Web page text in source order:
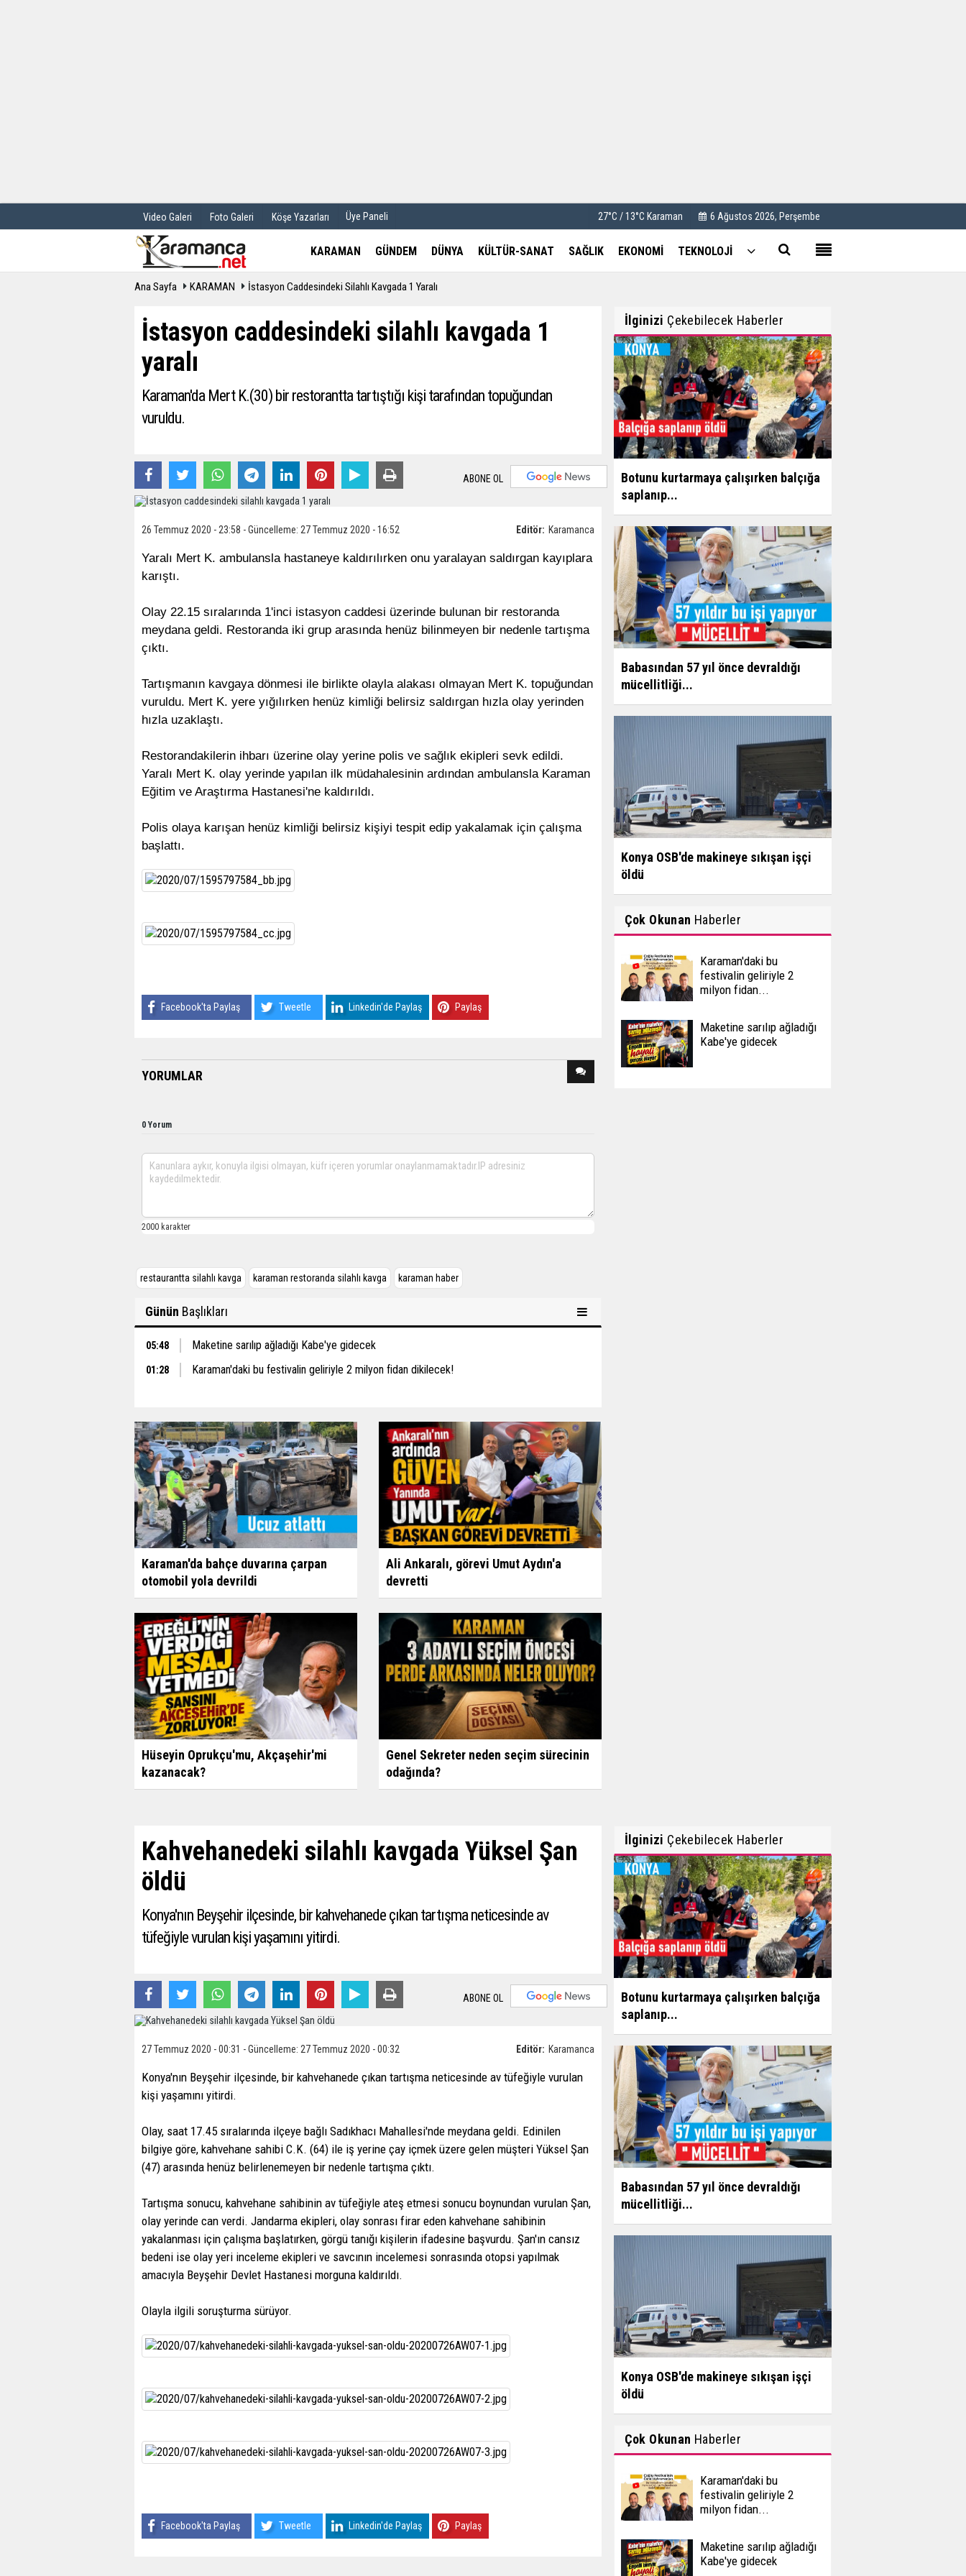
Video Galeri Foto Galeri Köşe Yazarları Üye Paneli 27°C / 13°C Karaman 6 Ağustos 2026, Perşembe
KARAMAN GÜNDEM DÜNYA KÜLTÜR-SANAT SAĞLIK EKONOMİ TEKNOLOJİ
Ana Sayfa KARAMAN İstasyon Caddesindeki Silahlı Kavgada 1 Yaralı
İstasyon caddesindeki silahlı kavgada 1
yaralı
Karaman'da Mert K.(30) bir restorantta tartıştığı kişi tarafından topuğundan
vuruldu.
ABONE OL
Editör: Karamanca
26 Temmuz 2020 - 23:58 - Güncelleme: 27 Temmuz 2020 - 16:52
Yaralı Mert K. ambulansla hastaneye kaldırılırken onu yaralayan saldırgan kayıplara
karıştı.
Olay 22.15 sıralarında 1'inci istasyon caddesi üzerinde bulunan bir restoranda
meydana geldi. Restoranda iki grup arasında henüz bilinmeyen bir nedenle tartışma
çıktı.
Tartışmanın kavgaya dönmesi ile birlikte olayla alakası olmayan Mert K. topuğundan
vuruldu. Mert K. yere yığılırken henüz kimliği belirsiz saldırgan hızla olay yerinden
hızla uzaklaştı.
Restorandakilerin ihbarı üzerine olay yerine polis ve sağlık ekipleri sevk edildi.
Yaralı Mert K. olay yerinde yapılan ilk müdahalesinin ardından ambulansla Karaman
Eğitim ve Araştırma Hastanesi'ne kaldırıldı.
Polis olaya karışan henüz kimliği belirsiz kişiyi tespit edip yakalamak için çalışma
başlattı.
Facebook'ta Paylaş Tweetle Linkedin'de Paylaş Paylaş
YORUMLAR
0 Yorum
restaurantta silahlı kavga karaman restoranda silahlı kavga karaman haber
Günün Başlıkları
05:48 Maketine sarılıp ağladığı Kabe'ye gidecek
01:28 Karaman'daki bu festivalin geliriyle 2 milyon fidan dikilecek!
Karaman'da bahçe duvarına çarpan
otomobil yola devrildi
Ali Ankaralı, görevi Umut Aydın'a
devretti
Hüseyin Oprukçu'mu, Akçaşehir'mi
kazanacak?
Genel Sekreter neden seçim sürecinin
odağında?
İlginizi Çekebilecek Haberler
Botunu kurtarmaya çalışırken balçığa
saplanıp...
Babasından 57 yıl önce devraldığı
mücellitliği...
Konya OSB'de makineye sıkışan işçi
öldü
Çok Okunan Haberler
Karaman'daki bu
festivalin geliriyle 2
milyon fidan...
Maketine sarılıp ağladığı
Kabe'ye gidecek
Kahvehanedeki silahlı kavgada Yüksel Şan
öldü
Konya'nın Beyşehir ilçesinde, bir kahvehanede çıkan tartışma neticesinde av
tüfeğiyle vurulan kişi yaşamını yitirdi.
ABONE OL
Editör: Karamanca
27 Temmuz 2020 - 00:31 - Güncelleme: 27 Temmuz 2020 - 00:32
Konya'nın Beyşehir ilçesinde, bir kahvehanede çıkan tartışma neticesinde av tüfeğiyle vurulan
kişi yaşamını yitirdi.
Olay, saat 17.45 sıralarında ilçeye bağlı Sadıkhacı Mahallesi'nde meydana geldi. Edinilen
bilgiye göre, kahvehane sahibi C.K. (64) ile iş yerine çay içmek üzere gelen müşteri Yüksel Şan
(47) arasında henüz belirlenemeyen bir nedenle tartışma çıktı.
Tartışma sonucu, kahvehane sahibinin av tüfeğiyle ateş etmesi sonucu boynundan vurulan Şan,
olay yerinde can verdi. Jandarma ekipleri, olay sonrası firar eden kahvehane sahibinin
yakalanması için çalışma başlatırken, görgü tanığı kişilerin ifadesine başvurdu. Şan'ın cansız
bedeni ise olay yeri inceleme ekipleri ve savcının incelemesi sonrasında otopsi yapılmak
amacıyla Beyşehir Devlet Hastanesi morguna kaldırıldı.
Olayla ilgili soruşturma sürüyor.
Facebook'ta Paylaş Tweetle Linkedin'de Paylaş Paylaş
İlginizi Çekebilecek Haberler
Botunu kurtarmaya çalışırken balçığa
saplanıp...
Babasından 57 yıl önce devraldığı
mücellitliği...
Konya OSB'de makineye sıkışan işçi
öldü
Çok Okunan Haberler
Karaman'daki bu
festivalin geliriyle 2
milyon fidan...
Maketine sarılıp ağladığı
Kabe'ye gidecek